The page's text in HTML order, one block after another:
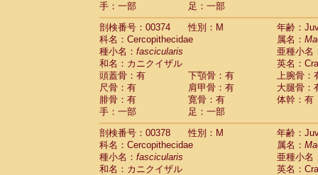
手：一部
足：一部
剖検番号：00374
性別：M
年齢：
科名：Cercopithecidae
属名：
種小名： fascicularis
亜種小名
和名：カニクイザル
英名：
頭蓋骨：有
下顎骨：有
上腕骨：
尺骨：有
肩甲骨：有
大腿骨：
腓骨：有
寛骨：有
体幹：有
手：一部
足：一部
剖検番号：00378
性別：M
年齢：
科名：Cercopithecidae
属名：
種小名： fascicularis
亜種小名
和名：カニクイザル
英名：